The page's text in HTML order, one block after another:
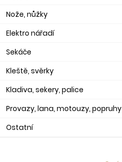
Nože, nůžky
Elektro nářadí
Sekáče
Kleště, svěrky
Kladiva, sekery, palice
Provazy, lana, motouzy, popruhy
Ostatní